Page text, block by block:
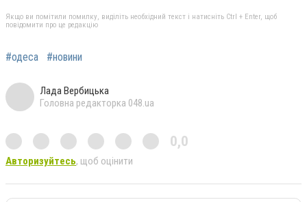
Якщо ви помітили помилку, виділіть необхідний текст і натисніть Ctrl + Enter, щоб
повідомити про це редакцію
#одеса #новини
Лада Вербицька
Головна редакторка 048.ua
0,0
Авторизуйтесь, щоб оцінити